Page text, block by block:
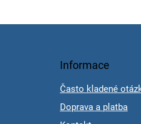
Informace
Často kladené
Doprava a platba